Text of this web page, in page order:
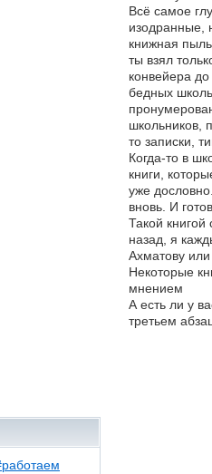
Всё самое
изодранные,
книжная
ты взял
конвейера
бедных
школьников,
то записки,
Когда-то в
книги,
уже
вновь. И
Такой
назад, я
Ахматову
Некоторые
мнением
А есть ли у
третьем